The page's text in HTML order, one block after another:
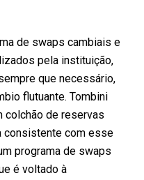
de swaps cambiais e
pela instituição,
que necessário,
flutuante. Tombini
colchão de reservas
consistente com esse
programa de swaps
é voltado à